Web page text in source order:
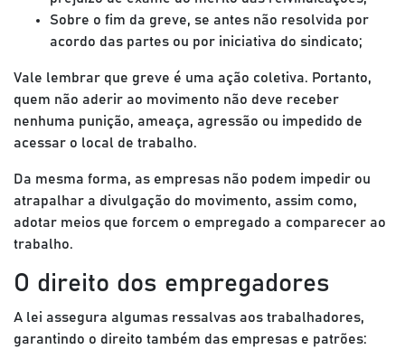
Sobre o fim da greve, se antes não resolvida por
acordo das partes ou por iniciativa do sindicato;
Vale lembrar que greve é uma ação coletiva. Portanto,
quem não aderir ao movimento não deve receber
nenhuma punição, ameaça, agressão ou impedido de
acessar o local de trabalho.
Da mesma forma, as empresas não podem impedir ou
atrapalhar a divulgação do movimento, assim como,
adotar meios que forcem o empregado a comparecer ao
trabalho.
O direito dos empregadores
A lei assegura algumas ressalvas aos trabalhadores,
garantindo o direito também das empresas e patrões: